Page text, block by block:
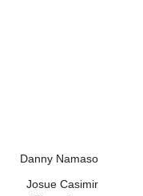
Danny Namaso
Josue Casimir